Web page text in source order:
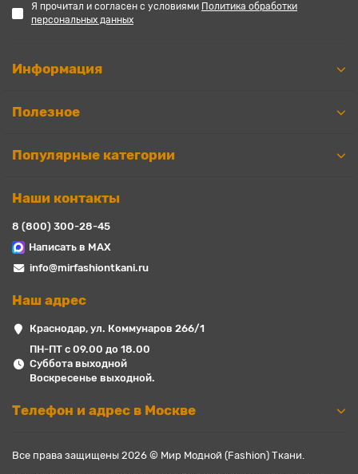
Я прочитал и согласен с условиями Политика обработки
персональных данных
Информация
Полезное
Популярные категории
Наши контакты
8 (800) 300-28-45
Написать в MAX
info@mirfashiontkani.ru
Наш адрес
Краснодар, ул. Коммунаров 266/1
ПН-ПТ с 09.00 до 18.00
Суббота выходной
Воскресенье выходной.
Телефон и адрес в Москве
Все права защищены 2026 © Мир Модной (Fashion) Ткани.